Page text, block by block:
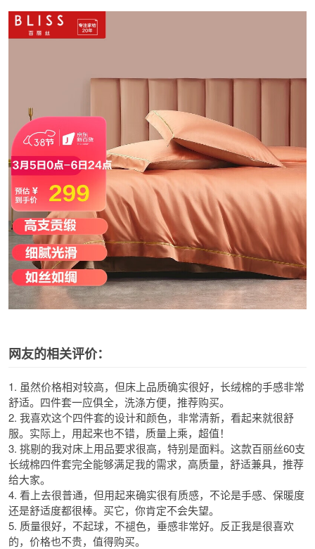
网友的相关评价：
1. 虽然价格相对较高，但床上品质确实很好，长绒棉的手感非常
舒适。四件套一应俱全，洗涤方便，推荐购买。
2. 我喜欢这个四件套的设计和颜色，非常清新，看起来就很舒
服。实际上，用起来也不错，质量上乘，超值！
3. 挑剔的我对床上用品要求很高，特别是面料。这款百丽丝60支
长绒棉四件套完全能够满足我的需求，高质量，舒适兼具，推荐
给大家。
4. 看上去很普通，但用起来确实很有质感，不论是手感、保暖度
还是舒适度都很棒。买它，你肯定不会失望。
5. 质量很好，不起球，不褪色，垂感非常好。反正我是很喜欢
的，价格也不贵，值得购买。